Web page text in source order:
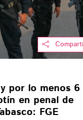
por lo menos 6
en penal de
FGE